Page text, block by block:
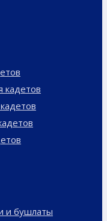
кадетов
и бушлаты